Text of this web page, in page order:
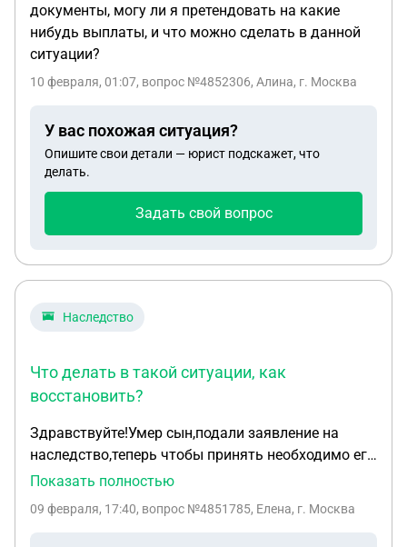
документы, могу ли я претендовать на какие
нибудь выплаты, и что можно сделать в данной
ситуации?
10 февраля, 01:07, вопрос №4852306, Алина, г. Москва
У вас похожая ситуация?
Опишите свои детали — юрист подскажет, что
делать.
Задать свой вопрос
Наследство
Что делать в такой ситуации, как
восстановить?
Здравствуйте!Умер сын,подали заявление на
наследство,теперь чтобы принять необходимо его
свидетельство о рождении,оно потерялось,найти
жили в Южноукраинске Николаевская
Показать полностью
09 февраля, 17:40, вопрос №4851785, Елена, г. Москва